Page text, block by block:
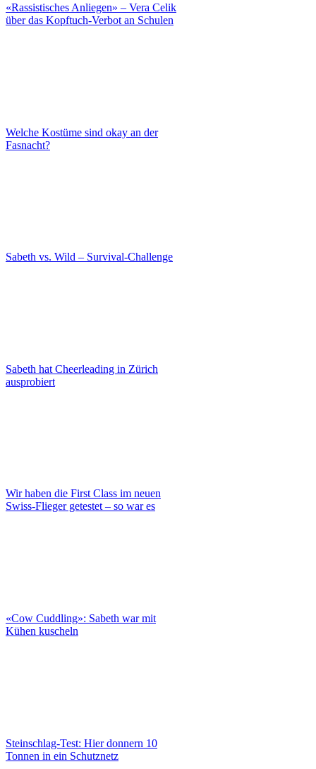
«Rassistisches Anliegen» – Vera Celik
über das Kopftuch-Verbot an Schulen
Welche Kostüme sind okay an der
Fasnacht?
Sabeth vs. Wild – Survival-Challenge
Sabeth hat Cheerleading in Zürich
ausprobiert
Wir haben die First Class im neuen
Swiss-Flieger getestet – so war es
«Cow Cuddling»: Sabeth war mit
Kühen kuscheln
Steinschlag-Test: Hier donnern 10
Tonnen in ein Schutznetz